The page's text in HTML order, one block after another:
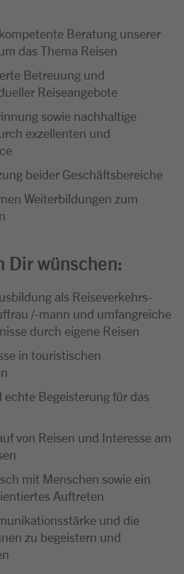
Beratung unserer
das Thema Reisen
Betreuung und
Reiseangebote
sowie nachhaltige
exzellenten und
beider Geschäftsbereiche
Weiterbildungen zum
Dir wünschen:
als Reiseverkehrs-
/-mann und umfangreiche
durch eigene Reisen
in touristischen
Begeisterung für das
von Reisen und Interesse am
mit Menschen sowie ein
Auftreten
und die
zu begeistern und